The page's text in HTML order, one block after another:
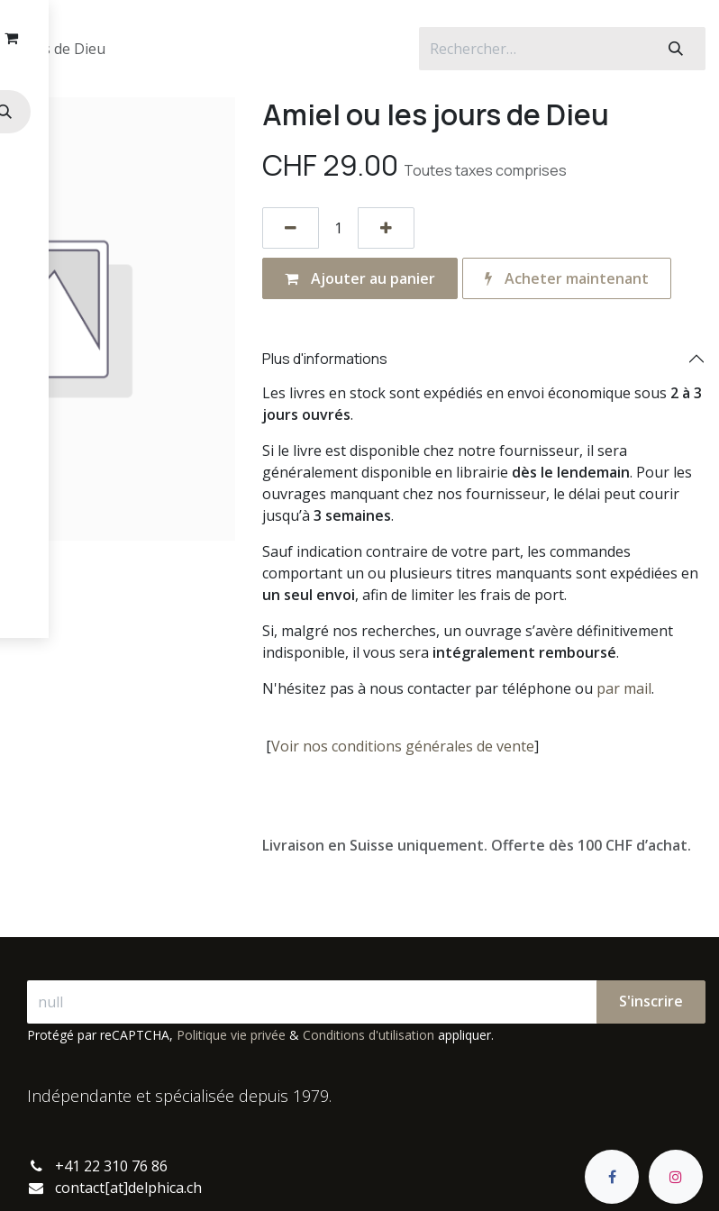
jours de Dieu
Amiel ou les jours de Dieu
CHF 29.00 Toutes taxes comprises
Ajouter au panier Acheter maintenant
Plus d'informations
Les livres en stock sont expédiés en envoi économique sous 2 à 3
jours ouvrés.
Si le livre est disponible chez notre fournisseur, il sera
généralement disponible en librairie dès le lendemain. Pour les
ouvrages manquant chez nos fournisseur, le délai peut courir
jusqu’à 3 semaines.
Sauf indication contraire de votre part, les commandes
comportant un ou plusieurs titres manquants sont expédiées en
un seul envoi, afin de limiter les frais de port.
Si, malgré nos recherches, un ouvrage s’avère définitivement
indisponible, il vous sera intégralement remboursé.
N'hésitez pas à nous contacter par téléphone ou par mail.
[Voir nos conditions générales de vente]
Livraison en Suisse uniquement. Offerte dès 100 CHF d’achat.
S'inscrire
Protégé par reCAPTCHA, Politique vie privée & Conditions d'utilisation appliquer.
Indépendante et spécialisée depuis 1979.
+41 22 310 76 86
contact[at]delphica.ch